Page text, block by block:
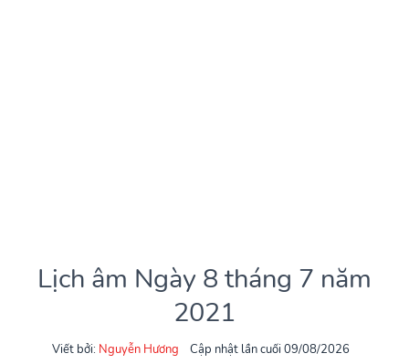
Lịch âm Ngày 8 tháng 7 năm
2021
Viết bởi: Nguyễn Hương
Cập nhật lần cuối 09/08/2026